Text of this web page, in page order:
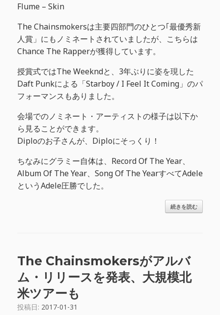
Flume – Skin
The Chainsmokersは主要四部門のひとつ｢最優秀新
人賞」にもノミネートされていましたが、こちらは
Chance The Rapperが獲得しています。
授賞式ではThe Weekndと、3年ぶりに姿を現した
Daft Punkによる「Starboy / I Feel It Coming」のパ
フォーマンスもありました。
会場でのノミネート・アーティストの様子は以下か
ら見ることができます。
Diploのお子さんが、Diploにそっくり！
ちなみにグラミー自体は、Record Of The Year、
Album Of The Year、Song Of The YearすべてAdele
というAdele圧勝でした。
続きを読む
The Chainsmokersがアルバ
ム・リリースを発表、大規模北
米ツアーも
投稿日: 2017-01-31